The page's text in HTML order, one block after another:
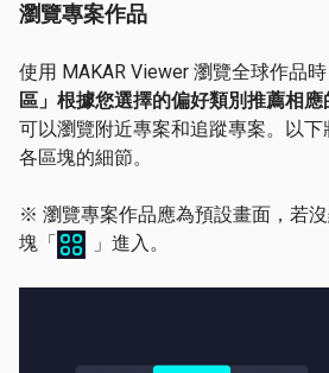
瀏覽專案作品
使用 MAKAR Viewer 瀏覽全球作品
區」根據您選擇的偏好類別推薦相
可以瀏覽附近專案和追蹤專案。以下
各區塊的細節。
※ 瀏覽專案作品應為預設畫面，若
塊「
」進入。